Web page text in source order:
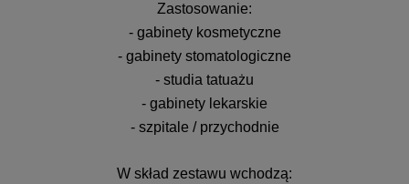
Zastosowanie:
- gabinety kosmetyczne
- gabinety stomatologiczne
- studia tatuażu
- gabinety lekarskie
- szpitale / przychodnie
W skład zestawu wchodzą: